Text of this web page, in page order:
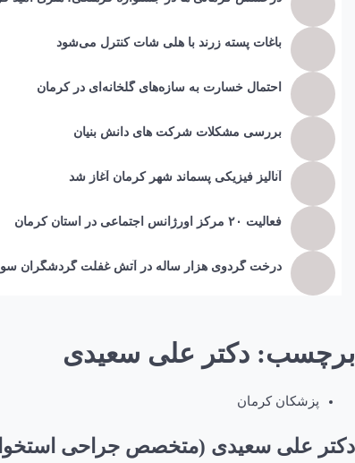
باغات پسته زرند با هلی شات کنترل می‌شود
احتمال خسارت به ساز‌ه‌های گلخانه‌ای در کرمان
بررسی مشکلات شرکت های دانش بنیان
آنالیز فیزیکی پسماند شهر کرمان آغاز شد
فعالیت ۲۰ مرکز اورژانس اجتماعی در استان کرمان
درخت گردوی هزار ساله در آتش غفلت گردشگران
برچسب: دکتر علی سعیدی
پزشکان کرمان
دکتر علی سعیدی (متخصص جراحی